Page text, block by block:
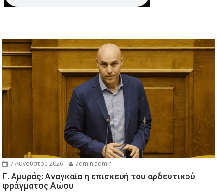
7 Αυγούστου 2026 admin admin
Γ. Αμυράς: Αναγκαία η επισκευή του αρδευτικού
φράγματος Αώου